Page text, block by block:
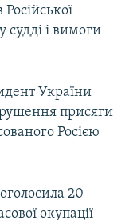
судді і вимоги
України
присяги
Росією
20
окупації